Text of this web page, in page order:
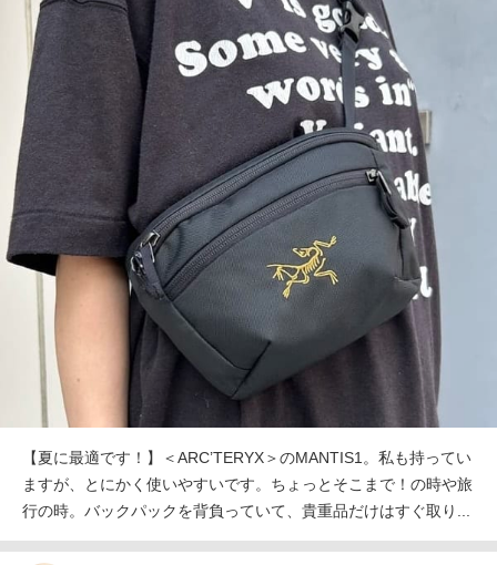
【夏に最適です！】＜ARC’TERYX＞のMANTIS1。私も持ってい
ますが、とにかく使いやすいです。ちょっとそこまで！の時や旅
行の時。バックパックを背負っていて、貴重品だけはすぐ取り...